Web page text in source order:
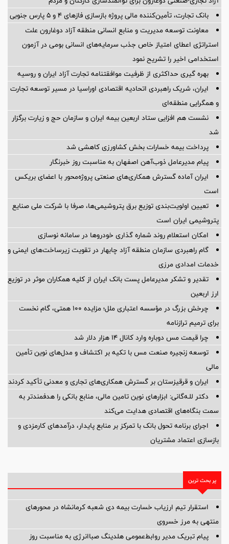
بانک تجارت، تأمین‌کننده مالی پروژه بازسازی فازهای ۴ و ۵ پارس جنوبی
معاونت توسعه مدیریت و منابع انسانی منطقه آزاد دوغارون علت
استراتژی اعطای امتیاز خاص جذب سرمایه‌های انسانی بومی در آزمون
استخدامی اخیر را تشریح نمود
بهره گیری حداکثری از ظرفیت موافقتنامه تجارت آزاد ایران و روسیه
ایران، شریک راهبردی اتحادیه اقتصادی اوراسیا در مسیر توسعه تجارت
و همگرایی منطقه‌ای
نشست هم افزایی ستاد اربعین بیمه ایران و سازمان حج و زیارت برگزار
شد
پرداخت بیمه خسارات بخش کشاورزی کاهشی شد
پیام مدیرعامل ذوب‌آهن اصفهان به مناسبت روز خبرنگار
ایران آماده گسترش همکاری‌های صنعتی پروژه‌محور با اعضای بریکس
است
تعیین اولویت‌بندی توزیع برق پتروشیمی‌ها، صرفا با شرکت ملی صنایع
پتروشیمی ایران است
امکان استعلام روند شماره گذاری خودروها در سامانه نوسازی
گام راهبردی سازمان منطقه آزاد چابهار در تقویت زیرساخت‌های ایمنی و
خدمات امدادی مرزی
تقدیر و تشکر مدیرعامل پست بانک ایران از کلیه همکاران موثر در توزیع
ارز اربعین
چرخش بزرگ در مؤسسه اعتباری ملل؛ مزایده ۱۰۰ همتی، گام نخست
برای ترمیم ترازنامه
چرا قیمت مس دوباره وارد کانال ۱۴ هزار دلار شد
توسعه زنجیره صنعت مس با تکیه بر اکتشاف و مدل‌های نوین تأمین
مالی
ایران و قرقیزستان بر گسترش همکاری‌های تجاری و معدنی تأکید کردند
دکتر للـه‌گانی: ابزارهای نوین تامین مالی، منابع بانکی را هدفمندتر به
سمت بنگاه‌های اقتصادی هدایت می‌کند
اجرای برنامه تحول بانک با تمرکز بر منابع پایدار، درآمدهای کارمزدی و
بازسازی اعتماد مشتریان
پر بحث ترین
استقرار تیم ارزیاب خسارت بیمه دی شعبه کرمانشاه در محورهای
منتهی به مرز خسروی
پیام تبریک مدیر روابط‌عمومی هلدینگ صباانرژی به مناسبت روز